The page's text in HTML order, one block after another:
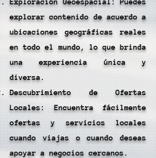
Exploración Geoespacial: Puedes
explorar contenido de acuerdo a
ubicaciones geográficas reales
en todo el mundo, lo que brinda
una experiencia única y
diversa.
Descubrimiento de Ofertas
Locales: Encuentra fácilmente
ofertas y servicios locales
cuando viajas o cuando deseas
apoyar a negocios cercanos.